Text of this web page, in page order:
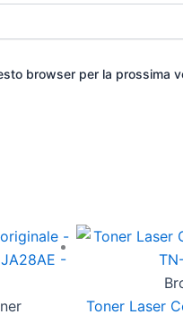
browser per la prossima
Toner Laser